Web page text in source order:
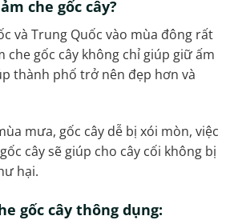
che gốc cây?
và Trung Quốc vào mùa đông rất
che gốc cây không chỉ giúp giữ ấm
thành phố trở nên đẹp hơn và
mưa, gốc cây dễ bị xói mòn, việc
cây sẽ giúp cho cây cối không bị
hại.
gốc cây thông dụng: